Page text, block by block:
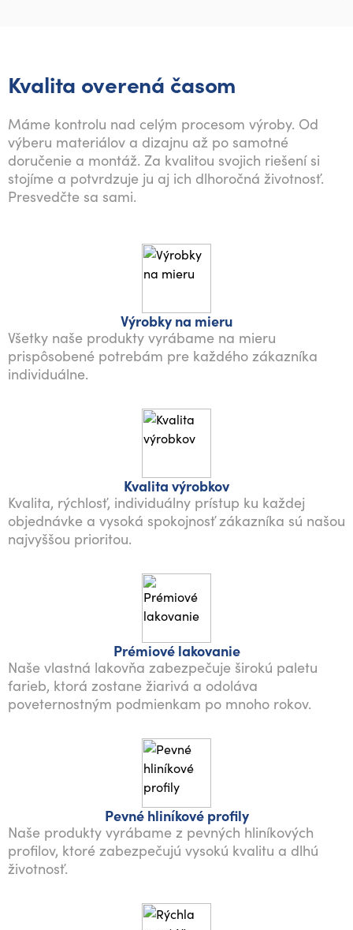
Kvalita overená časom
Máme kontrolu nad celým procesom výroby. Od
výberu materiálov a dizajnu až po samotné
doručenie a montáž. Za kvalitou svojich riešení si
stojíme a potvrdzuje ju aj ich dlhoročná životnosť.
Presvedčte sa sami.
Výrobky na mieru
Všetky naše produkty vyrábame na mieru
prispôsobené potrebám pre každého zákazníka
individuálne.
Kvalita výrobkov
Kvalita, rýchlosť, individuálny prístup ku každej
objednávke a vysoká spokojnosť zákazníka sú našou
najvyššou prioritou.
Prémiové lakovanie
Naše vlastná lakovňa zabezpečuje širokú paletu
farieb, ktorá zostane žiarivá a odoláva
poveternostným podmienkam po mnoho rokov.
Pevné hliníkové profily
Naše produkty vyrábame z pevných hliníkových
profilov, ktoré zabezpečujú vysokú kvalitu a dlhú
životnosť.